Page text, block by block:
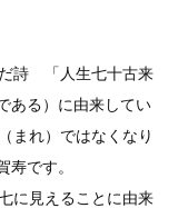
詩 「人生七十古来
ある）に由来してい
まれ）ではなくなり
です。
に見えることに由来